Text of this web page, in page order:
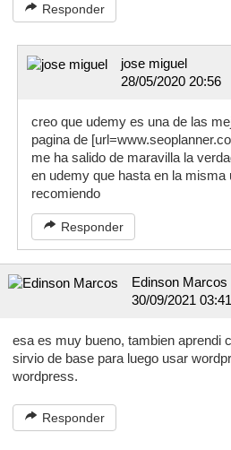
Responder
jose miguel
28/05/2020 20:56
creo que udemy es una de las
pagina de
me ha salido de maravilla la
en udemy que hasta en la misma
recomiendo
Responder
Edinson Marcos
30/09/2021 03:41
esa es muy bueno, tambien aprendi
sirvio de base para luego usar
wordpress.
Responder